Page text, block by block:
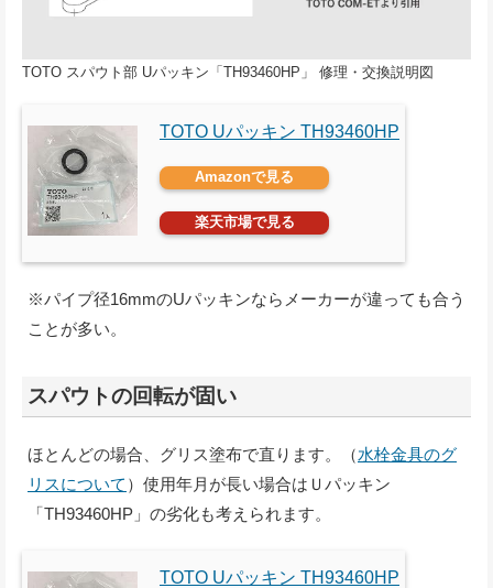
TOTO スパウト部 Uパッキン「TH93460HP」 修理・交換説明図
TOTO Uパッキン TH93460HP
Amazonで見る
楽天市場で見る
※パイプ径16mmのUパッキンならメーカーが違っても合う
ことが多い。
スパウトの回転が固い
ほとんどの場合、グリス塗布で直ります。（水栓金具のグ
リスについて ）使用年月が長い場合はＵパッキン
「TH93460HP」の劣化も考えられます。
TOTO Uパッキン TH93460HP